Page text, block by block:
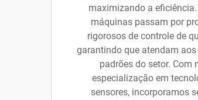
maximizando a
máquinas passam por
rigorosos de controle de
garantindo que atendam
padrões do setor. Com
especialização em
sensores, incorporamos